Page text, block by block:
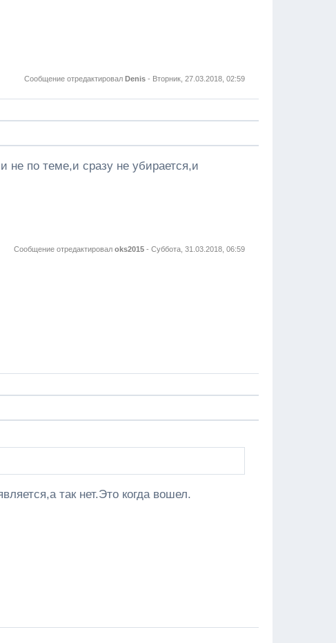
Сообщение отредактировал Denis - Вторник, 27.03.2018, 02:59
не по теме,и сразу не убирается,и
Сообщение отредактировал oks2015 - Суббота, 31.03.2018, 06:59
так нет.Это когда вошел.